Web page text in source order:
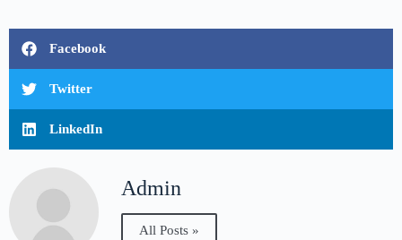
Facebook
Twitter
LinkedIn
Admin
All Posts »